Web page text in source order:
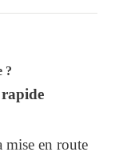
?
mise en route